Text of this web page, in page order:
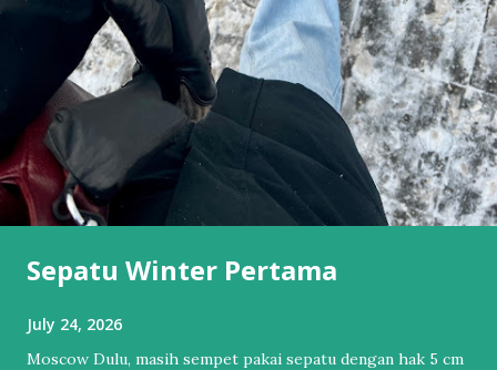
Sepatu Winter Pertama
July 24, 2026
Moscow Dulu, masih sempet pakai sepatu dengan hak 5 cm